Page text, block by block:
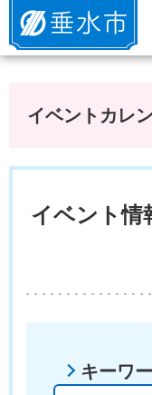
垂水市
イベントカレ
イベント情
キーワ